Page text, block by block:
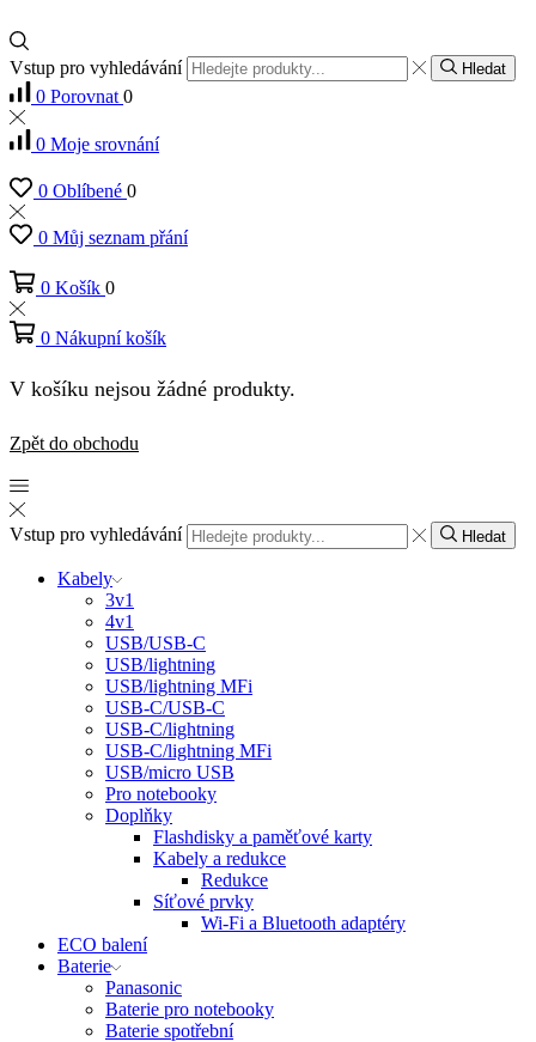
Vstup pro vyhledávání Hledat
0 Porovnat 0
0 Moje srovnání
0 Oblíbené 0
0 Můj seznam přání
0 Košík 0
0 Nákupní košík
V košíku nejsou žádné produkty.
Zpět do obchodu
Vstup pro vyhledávání Hledat
Kabely
3v1
4v1
USB/USB-C
USB/lightning
USB/lightning MFi
USB-C/USB-C
USB-C/lightning
USB-C/lightning MFi
USB/micro USB
Pro notebooky
Doplňky
Flashdisky a paměťové karty
Kabely a redukce
Redukce
Síťové prvky
Wi-Fi a Bluetooth adaptéry
ECO balení
Baterie
Panasonic
Baterie pro notebooky
Baterie spotřební